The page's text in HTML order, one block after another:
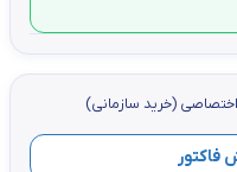
(خرید سازمانی)
فاکتور